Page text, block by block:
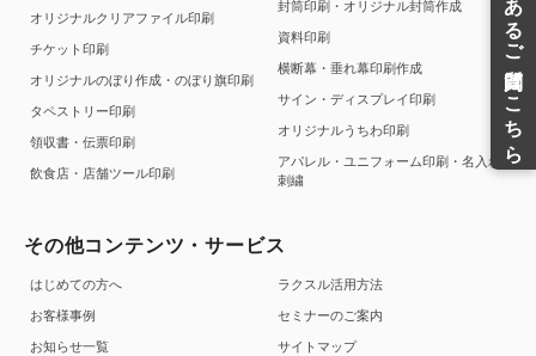
オリジナルクリアファイル印刷
チケット印刷
オリジナルのぼり作成・のぼり旗印刷
タペストリー印刷
領収書・伝票印刷
飲食店・店舗ツール印刷
封筒印刷・オリジナル封筒作成
資料印刷
横断幕・垂れ幕印刷作成
サイン・ディスプレイ印刷
オリジナルうちわ印刷
アパレル・ユニフォーム印刷・名入れ
刺繍
その他コンテンツ・サービス
はじめての方へ
お客様事例
お知らせ一覧
ラクスル活用方法
セミナーのご案内
サイトマップ